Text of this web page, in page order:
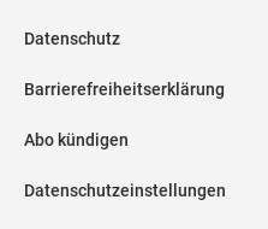
Datenschutz
Barrierefreiheitserklärung
Abo kündigen
Datenschutzeinstellungen